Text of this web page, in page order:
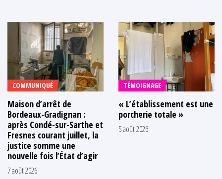
COMMUNIQUÉ
Maison d’arrêt de
Bordeaux-Gradignan :
après Condé-sur-Sarthe et
Fresnes courant juillet, la
justice somme une
nouvelle fois l’État d’agir
7 août 2026
TÉMOIGNAGE
« L’établissement est une
porcherie totale »
5 août 2026